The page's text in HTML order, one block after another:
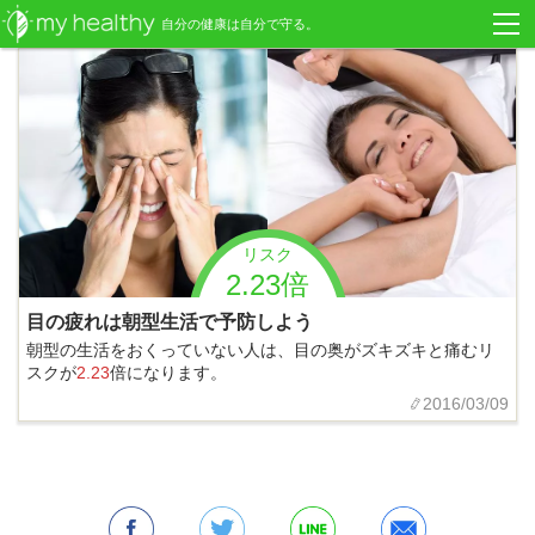
リスク
2.23倍
目の疲れは朝型生活で予防しよう
朝型の生活をおくっていない人は、目の奥がズキズキと痛むリ
スクが2.23倍になります。
2016/03/09
自分の健康は自分で守る。